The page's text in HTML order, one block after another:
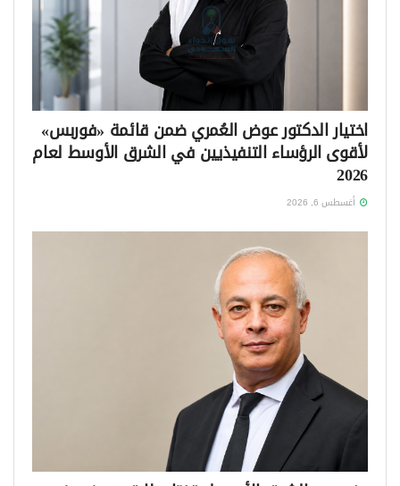
اختيار الدكتور عوض العُمري ضمن قائمة «فوربس»
لأقوى الرؤساء التنفيذيين في الشرق الأوسط لعام
2026
أغسطس 6, 2026